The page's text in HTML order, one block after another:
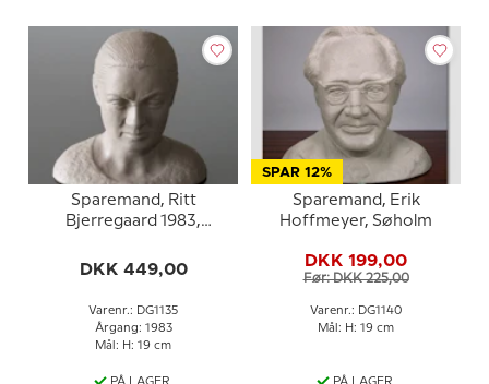
Sparemand, Ritt
Bjerregaard 1983,
DKK 449,00
Varenr.: DG1135
Årgang: 1983
Mål: H: 19 cm
PÅ LAGER
SPAR 12%
Sparemand, Erik
Hoffmeyer, Søholm
DKK 199,00
Før: DKK 225,00
Varenr.: DG1140
Mål: H: 19 cm
PÅ LAGER